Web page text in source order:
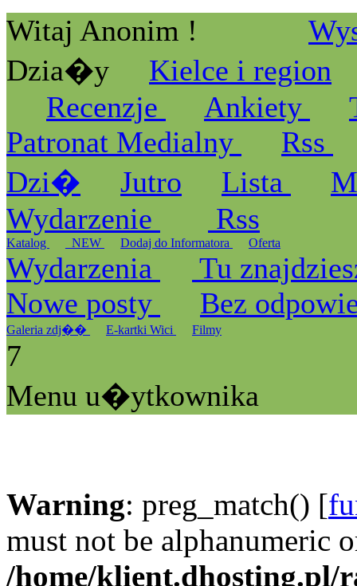
Witaj Anonim !
Dzia�y
Kielce i region
Recenzje
Ankiety
Patronat Medialny
Rss
Dzi�
Jutro Lista
Wydarzenie
Rss
Katalog _NEW Dodaj do Informatora Oferta
Wydarzenia
Tu
Nowe posty
Bez
Galeria zdj�� E-kartki Wici Filmy
7
Menu u�ytkownika
Warning: preg_match() [
must not be alphanumeric
/home/klient.dhosting.pl/